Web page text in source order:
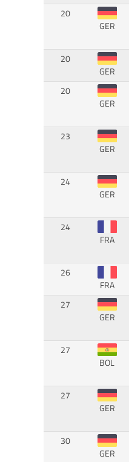
20
GER
20
GER
20
GER
23
GER
24
GER
24
FRA
26
FRA
27
GER
27
BOL
27
GER
30
GER